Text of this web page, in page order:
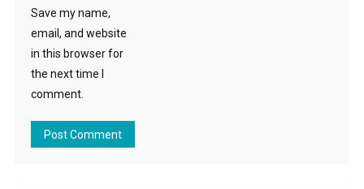
Save my name,
email, and website
in this browser for
the next time I
comment.